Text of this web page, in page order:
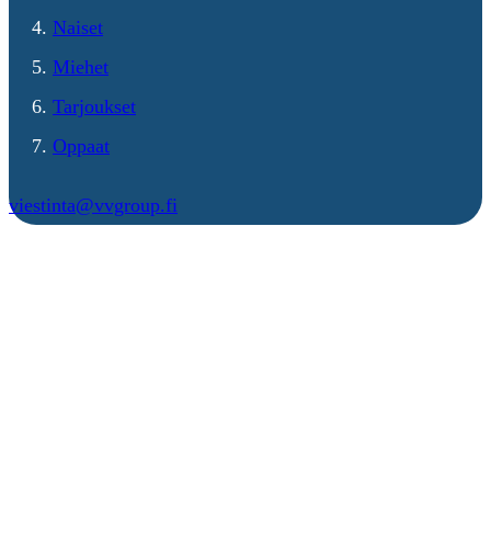
Naiset
Miehet
Tarjoukset
Oppaat
viestinta@vvgroup.fi